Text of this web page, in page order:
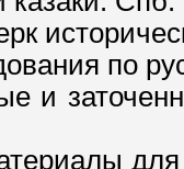
по
и
для